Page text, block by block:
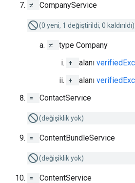
≠ CompanyService
(0 yeni, 1 değiştirildi, 0 kaldırıldı)
≠
type Company
+
alanı
+
alanı
=
ContactService
(değişiklik yok)
= ContentBundleService
(değişiklik yok)
= ContentService